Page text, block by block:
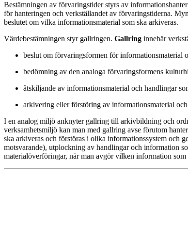
Bestämningen av förvaringstider styrs av
för hanteringen och verkställandet av förvaringstiderna.
beslutet om vilka informationsmaterial som ska arkiveras.
Värdebestämningen styr gallringen. Gallring innebär
beslut om förvaringsformen för informationsmaterial
bedömning av den analoga förvaringsformens
åtskiljande av informationsmaterial och handlingar
arkivering eller förstöring av informationsmaterial
I en analog miljö anknyter gallring till arkivbildning och
verksamhetsmiljö kan man med gallring avse förutom
ska arkiveras och förstöras i olika informationssystem och
motsvarande), utplockning av handlingar och information
materialöverföringar, när man avgör vilken information